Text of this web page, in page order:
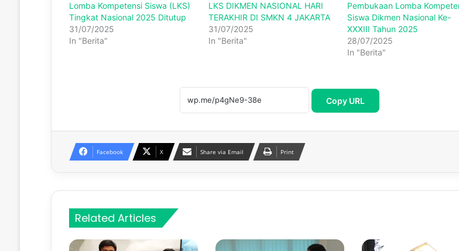
Lomba Kompetensi Siswa (LKS)
Tingkat Nasional 2025 Ditutup
31/07/2025
In "Berita"
LKS DIKMEN NASIONAL HARI
TERAKHIR DI SMKN 4 JAKARTA
31/07/2025
In "Berita"
Pembukaan Lomba
Siswa Dikmen Nasional Ke-
XXXIII Tahun 2025
28/07/2025
In "Berita"
Copy URL
Facebook X Share via Email Print
Related Articles